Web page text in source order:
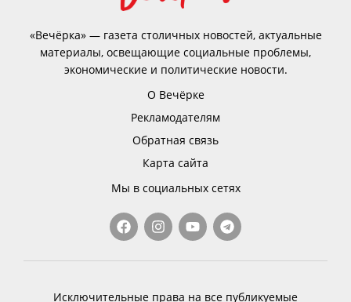
«Вечёрка» — газета столичных новостей, актуальные
материалы, освещающие социальные проблемы,
экономические и политические новости.
О Вечёрке
Рекламодателям
Обратная связь
Карта сайта
Мы в социальных сетях
Исключительные права на все публикуемые